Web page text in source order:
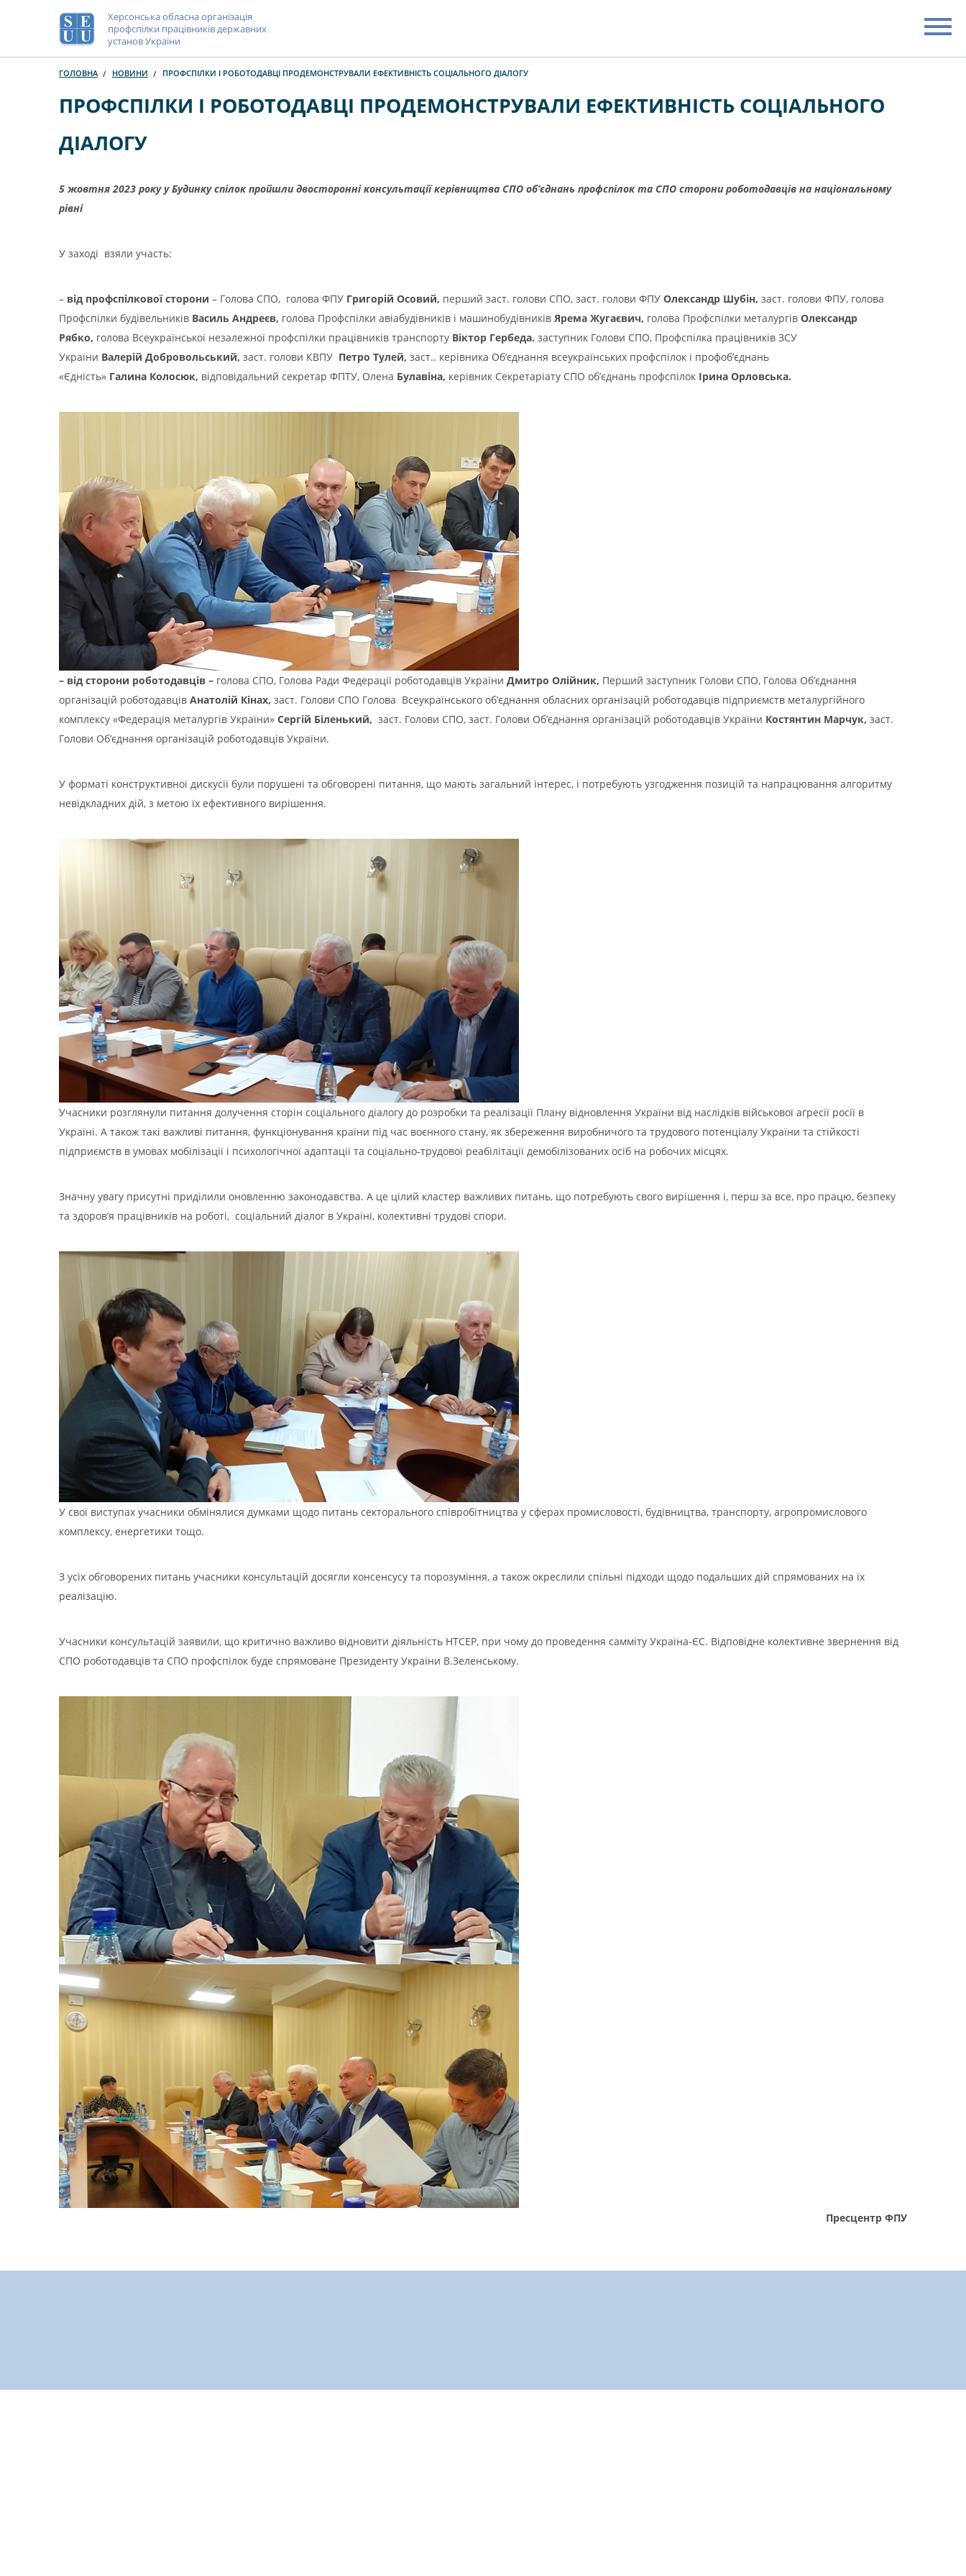
Херсонська обласна організація
профспілки працівників державних
установ України
ГОЛОВНА НОВИНИ ПРОФСПІЛКИ І РОБОТОДАВЦІ ПРОДЕМОНСТРУВАЛИ ЕФЕКТИВНІСТЬ СОЦІАЛЬНОГО ДІАЛОГУ
ПРОФСПІЛКИ І РОБОТОДАВЦІ ПРОДЕМОНСТРУВАЛИ ЕФЕКТИВНІСТЬ СОЦІАЛЬНОГО
ДІАЛОГУ
5 жовтня 2023 року у Будинку спілокпройшли двосторонні консультації керівництва СПО об’єднань профспілок та СПО сторони роботодавців на національному
рівні
У заході взяли участь:
– від профспілкової сторони – Голова СПО, голова ФПУ Григорій Осовий, перший заст. голови СПО, заст. голови ФПУ Олександр Шубін, заст. голови ФПУ, голова
Профспілки будівельників Василь Андреєв, голова Профспілки авіабудівників і машинобудівників Ярема Жугаєвич, голова Профспілки металургів Олександр
Рябко, голова Всеукраїнської незалежної профспілки працівників транспорту Віктор Гербеда. заступник Голови СПО, Профспілка працівників ЗСУ
України Валерій Добровольський, заст. голови КВПУ Петро Тулей, заст.. керівника Об’єднання всеукраїнських профспілок і профоб’єднань
«Єдність» Галина Колосюк, відповідальний секретар ФПТУ, Олена Булавіна, керівник Секретаріату СПО об’єднань профспілок Ірина Орловська.
– від сторони роботодавців – голова СПО, Голова Ради Федерації роботодавців України Дмитро Олійник, Перший заступник Голови СПО, Голова Об’єднання
організацій роботодавців Анатолій Кінах, заст. Голови СПО Голова Всеукраїнського об’єднання обласних організацій роботодавців підприємств металургійного
комплексу «Федерація металургів України» Сергій Біленький, заст. Голови СПО, заст. Голови Об’єднання організацій роботодавців України Костянтин Марчук, заст.
Голови Об’єднання організацій роботодавців України.
У форматі конструктивної дискусії були порушені та обговорені питання, що мають загальний інтерес, і потребують узгодження позицій та напрацювання алгоритму
невідкладних дій, з метою їх ефективного вирішення.
Учасники розглянули питання долучення сторін соціального діалогу до розробки та реалізації Плану відновлення України від наслідків військової агресії росії в
Україні. А також такі важливі питання, функціонування країни під час воєнного стану, як збереження виробничого та трудового потенціалу України та стійкості
підприємств в умовах мобілізації і психологічної адаптації та соціально-трудової реабілітації демобілізованих осіб на робочих місцях.
Значну увагу присутні приділили оновленню законодавства. А це цілий кластер важливих питань, що потребують свого вирішення і, перш за все, про працю, безпеку
та здоров’я працівників на роботі, соціальний діалог в Україні, колективні трудові спори.
У свої виступах учасники обмінялися думками щодо питань секторального співробітництва у сферах промисловості, будівництва, транспорту, агропромислового
комплексу, енергетики тощо.
З усіх обговорених питань учасники консультацій досягли консенсусу та порозуміння, а також окреслили спільні підходи щодо подальших дій спрямованих на їх
реалізацію.
Учасники консультацій заявили, що критично важливо відновити діяльність НТСЕР, при чому до проведення самміту Україна-ЄС. Відповідне колективне звернення від
СПО роботодавців та СПО профспілок буде спрямоване Президенту України В.Зеленському.
Пресцентр ФПУ